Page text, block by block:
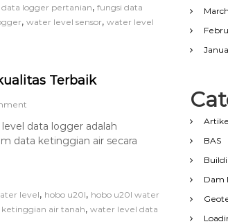
data logger pertanian, fungsi data
, water level sensor, water level
Terbaik
data logger adalah
data ketinggian air secara
level, hobo u20l, hobo u20l water
ketinggian air tanah, water level data
BAS
Dam